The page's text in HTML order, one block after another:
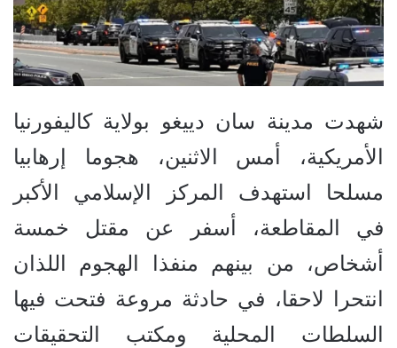
شهدت مدينة سان دييغو بولاية كاليفورنيا
الأمريكية، أمس الاثنين، هجوما إرهابيا
مسلحا استهدف المركز الإسلامي الأكبر
في المقاطعة، أسفر عن مقتل خمسة
أشخاص، من بينهم منفذا الهجوم اللذان
انتحرا لاحقا، في حادثة مروعة فتحت فيها
السلطات المحلية ومكتب التحقيقات